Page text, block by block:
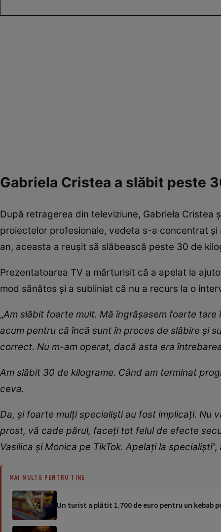
Gabriela Cristea a slăbit peste
După retragerea din televiziune, Gabriela
proiectelor profesionale, vedeta s-a concentrat
an, aceasta a reușit să slăbească peste 30 de
Prezentatoarea TV a mărturisit că a apelat la
mod sănătos și a subliniat că nu a recurs la o
„Am slăbit foarte mult. Mă îngrășasem foarte
acum pentru că încă sunt în proces de slăbire și
correct. Nu m-am operat, dacă asta era
Am slăbit 30 de kilograme. Când am terminat
ceva.
Da, și foarte mulți specialiști au fost implicați. Nu
prost, vă cade părul, faceți tot felul de efecte
Vasilica și Monica pe TikTok. Apelați la specialiști
MAI MULTE PENTRU TINE
Un turist a plătit 1.700 de euro pentru un kebab